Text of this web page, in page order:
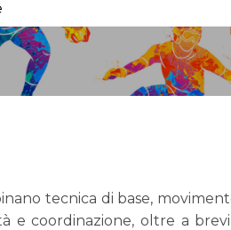
tecnica di base,
e coordinazione, oltre a